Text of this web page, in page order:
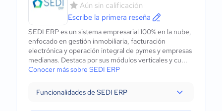
Aún sin calificación
Escribe la primera reseña
SEDI ERP es un sistema empresarial 100% en la nube,
enfocado en gestión inmobiliaria, facturación
electrónica y operación integral de pymes y empresas
medianas. Destaca por sus módulos verticales y cu...
Conocer más sobre SEDI ERP
Funcionalidades de SEDI ERP